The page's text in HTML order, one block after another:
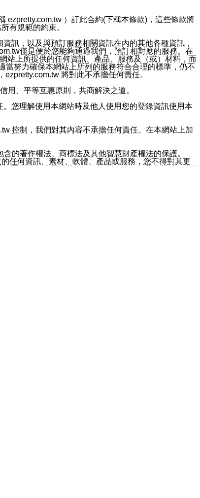
或電子郵件所指示之方法、說明或功能連結，隨時
收到通知型訊息。
ezpretty.com.tw ）訂此合約(下稱本條款)，這些條款將
有規範的約束。
訊，以及與預訂服務相關資訊在內的其他各種資訊，
僅是便於您能夠通過我們，預訂相對應的服務。在
站上所提供的任何資訊、產品、服務及（或）材料，而
當努力確保本網站上所列的服務符合合理的標準，仍不
將對此不承擔任何責任。
用、平等互惠原則，共商解決之道。
您理解使用本網站時及他人使用您的登錄資訊使用本
控制，我們對其內容不承擔任何責任。在本網站上加
的著作權法、商標法及其他智慧財產權法的保護。
任何資訊、素材、軟體、產品或服務，您不得對其更